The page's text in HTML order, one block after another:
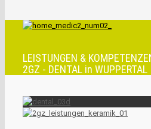
LEISTUNGEN &
2GZ - DENTAL in WUPPERTAL